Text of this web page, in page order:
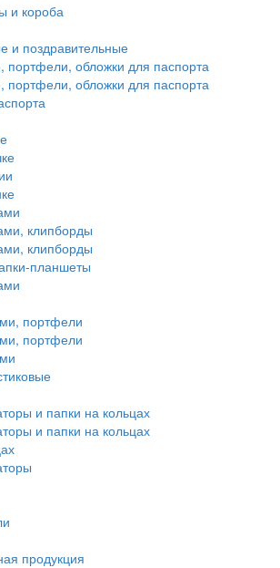
и короба
и поздравительные
портфели, обложки для паспорта
портфели, обложки для паспорта
клипборды
клипборды
планшеты
портфели
портфели
и папки на кольцах
и папки на кольцах
продукция